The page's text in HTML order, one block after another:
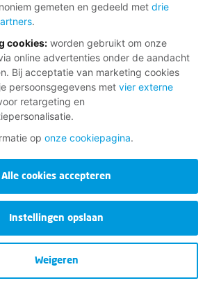
gemeten en gedeeld met drie
.
cookies: worden gebruikt om onze
online advertenties onder de aandacht
Bij acceptatie van marketing cookies
persoonsgegevens met vier externe
retargeting en
op onze cookiepagina.
Alle cookies accepteren
Instellingen opslaan
Weigeren